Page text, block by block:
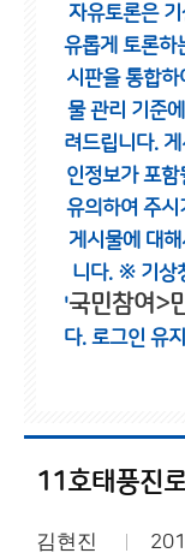
자유토론은
유롭게 토론하
시판을 통합
물 관리 기준
려드립니다.
인정보가 포함
유의하여 주시
게시물에 대
니다. ※ 기상
'국민참여>
다. 로그인 유
11호태풍진
김현진